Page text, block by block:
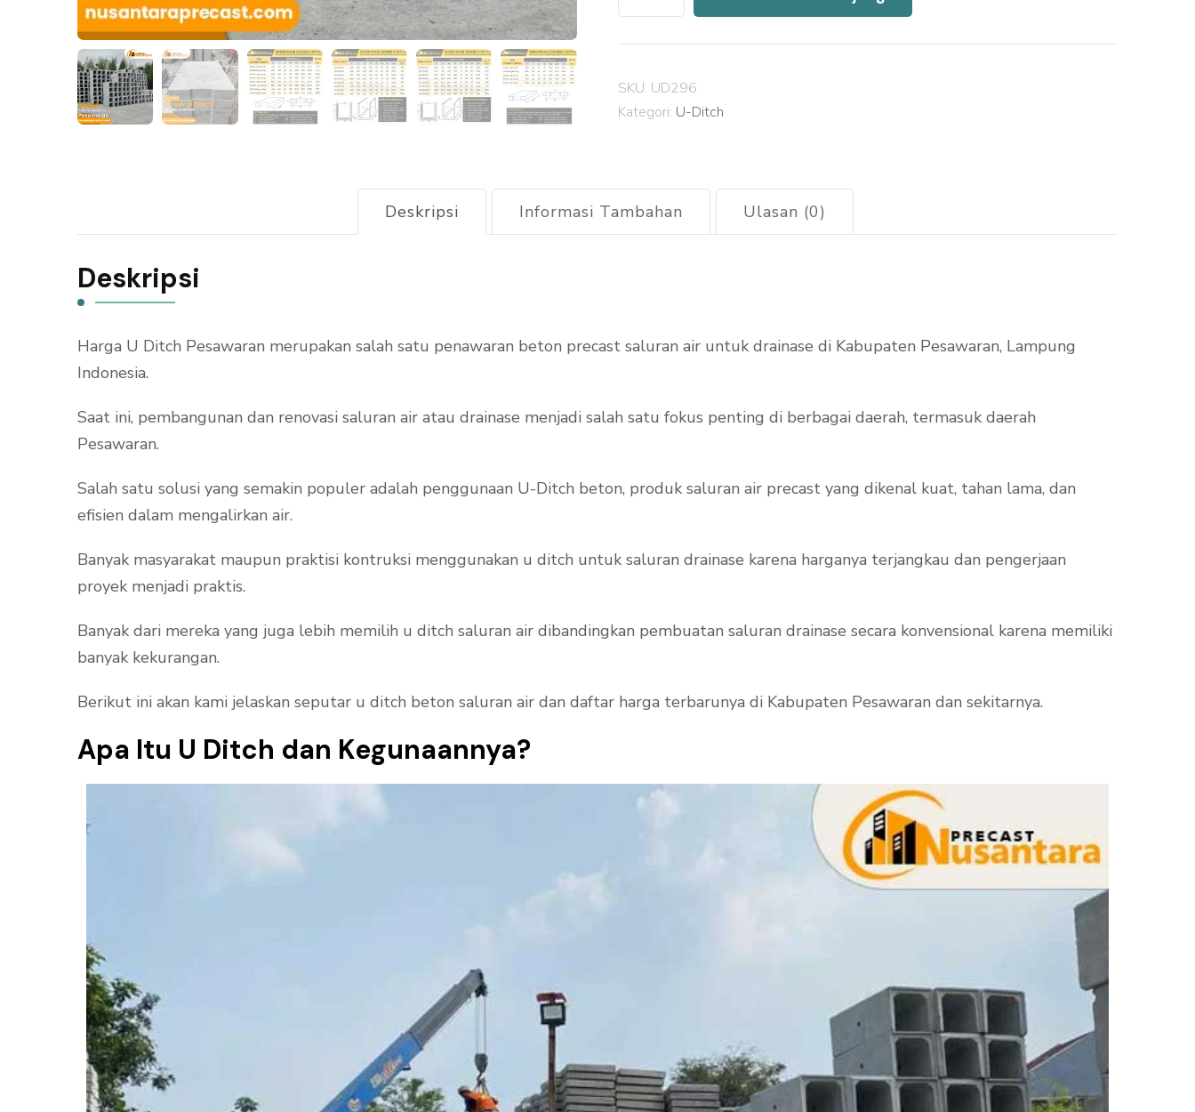
Harga
U
Precast
Pesawaran
SKU: UD296
Kategori: U-Ditch
Deskripsi Informasi Tambahan Ulasan (0)
Deskripsi
Harga U Ditch Pesawaran merupakan salah satu penawaran beton precast saluran air untuk drainase di Kabupaten Pesawaran, Lampung
Indonesia.
Saat ini, pembangunan dan renovasi saluran air atau drainase menjadi salah satu fokus penting di berbagai daerah, termasuk daerah
Pesawaran.
Salah satu solusi yang semakin populer adalah penggunaan U-Ditch beton, produk saluran air precast yang dikenal kuat, tahan lama, dan
efisien dalam mengalirkan air.
Banyak masyarakat maupun praktisi kontruksi menggunakan u ditch untuk saluran drainase karena harganya terjangkau dan pengerjaan
proyek menjadi praktis.
Banyak dari mereka yang juga lebih memilih u ditch saluran air dibandingkan pembuatan saluran drainase secara konvensional karena memiliki
banyak kekurangan.
Berikut ini akan kami jelaskan seputar u ditch beton saluran air dan daftar harga terbarunya di Kabupaten Pesawaran dan sekitarnya.
Apa Itu U Ditch dan Kegunaannya?